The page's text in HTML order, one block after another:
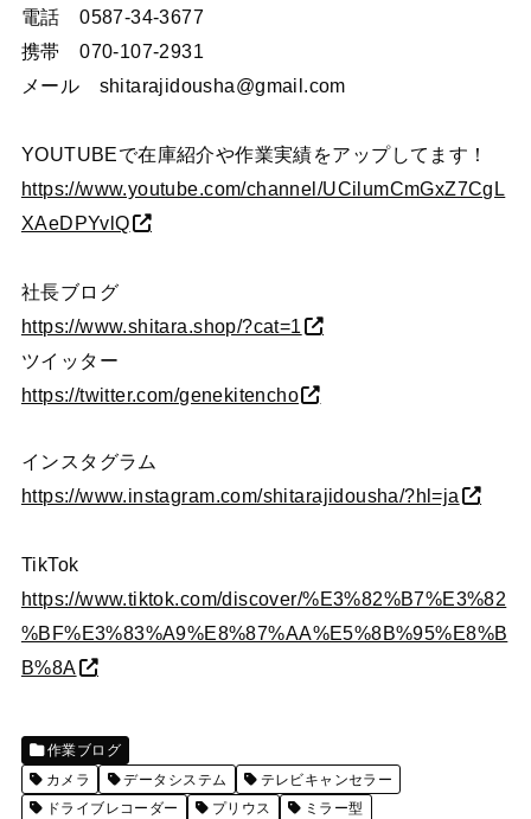
電話 0587-34-3677
携帯 070-107-2931
メール shitarajidousha@gmail.com
YOUTUBEで在庫紹介や作業実績をアップしてます！
https://www.youtube.com/channel/UCilumCmGxZ7CgL
XAeDPYvlQ
社長ブログ
https://www.shitara.shop/?cat=1
ツイッター
https://twitter.com/genekitencho
インスタグラム
https://www.instagram.com/shitarajidousha/?hl=ja
TikTok
https://www.tiktok.com/discover/%E3%82%B7%E3%82
%BF%E3%83%A9%E8%87%AA%E5%8B%95%E8%B
B%8A
作業ブログ
カメラ
データシステム
テレビキャンセラー
ドライブレコーダー
プリウス ミラー型